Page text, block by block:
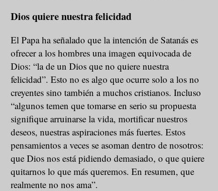
Dios quiere nuestra felicidad
El Papa ha señalado que la intención de Satanás es
ofrecer a los hombres una imagen equivocada de
Dios: “la de un Dios que no quiere nuestra
felicidad”. Esto no es algo que ocurre solo a los no
creyentes sino también a muchos cristianos. Incluso
“algunos temen que tomarse en serio su propuesta
signifique arruinarse la vida, mortificar nuestros
deseos, nuestras aspiraciones más fuertes. Estos
pensamientos a veces se asoman dentro de nosotros:
que Dios nos está pidiendo demasiado, o que quiere
quitarnos lo que más queremos. En resumen, que
realmente no nos ama”.